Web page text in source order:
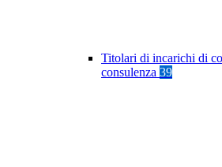
Titolari di incarichi di
consulenza 39